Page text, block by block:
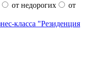
от недорогих
от